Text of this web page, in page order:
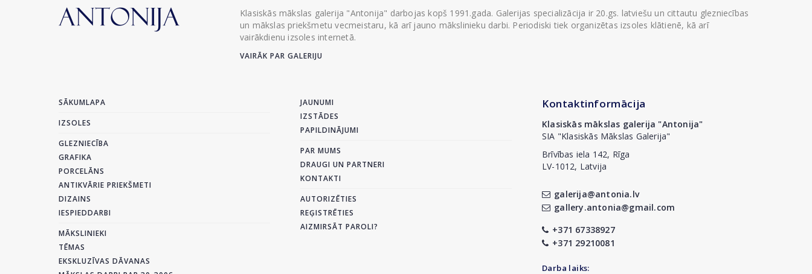
Klasiskās mākslas galerija "Antonija" darbojas kopš 1991.gada. Galerijas specializācija ir 20.gs. latviešu un cittautu glezniecības
un mākslas priekšmetu vecmeistaru, kā arī jauno mākslinieku darbi. Periodiski tiek organizētas izsoles klātienē, kā arī
vairākdienu izsoles internetā.
VAIRĀK PAR GALERIJU
SĀKUMLAPA
IZSOLES
GLEZNIECĪBA
GRAFIKA
PORCELĀNS
ANTIKVĀRIE PRIEKŠMETI
DIZAINS
IESPIEDDARBI
MĀKSLINIEKI
TĒMAS
EKSKLUZĪVAS DĀVANAS
JAUNUMI
IZSTĀDES
PAPILDINĀJUMI
PAR MUMS
DRAUGI UN PARTNERI
KONTAKTI
AUTORIZĒTIES
REĢISTRĒTIES
AIZMIRSĀT PAROLI?
Kontaktinformācija
Klasiskās mākslas galerija "Antonija"
SIA "Klasiskās Mākslas Galerija"
Brīvības iela 142, Rīga
LV-1012, Latvija
galerija@antonia.lv
gallery.antonia@gmail.com
+371 67338927
+371 29210081
Darba laiks: